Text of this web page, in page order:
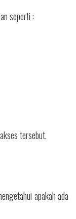
seperti :
tersebut.
apakah ada